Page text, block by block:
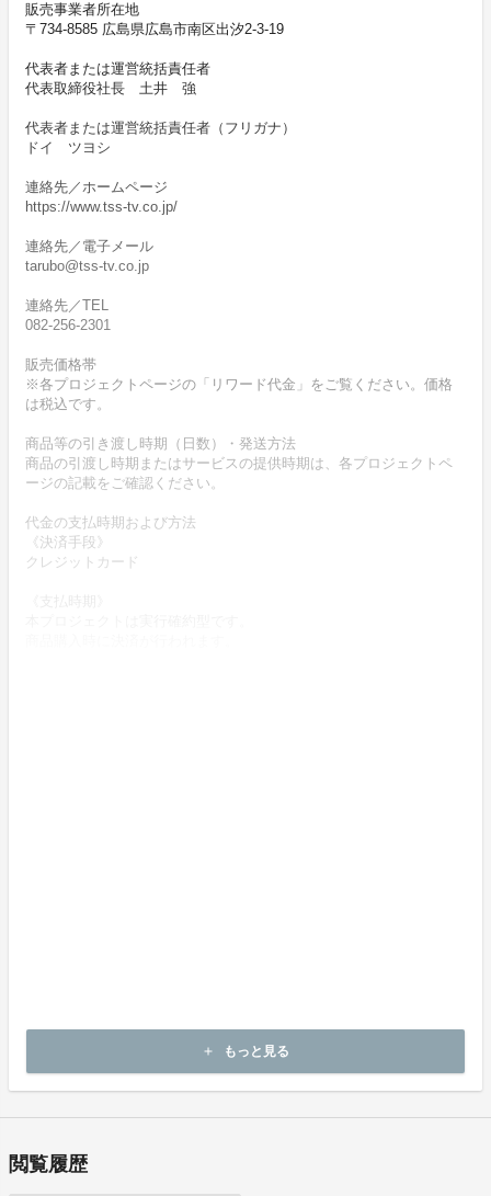
販売事業者所在地
〒734-8585 広島県広島市南区出汐2-3-19
代表者または運営統括責任者
代表取締役社長 土井 強
代表者または運営統括責任者（フリガナ）
ドイ ツヨシ
連絡先／ホームページ
https://www.tss-tv.co.jp/
連絡先／電子メール
tarubo@tss-tv.co.jp
連絡先／TEL
082-256-2301
販売価格帯
※各プロジェクトページの「リワード代金」をご覧ください。価格
は税込です。
商品等の引き渡し時期（日数）・発送方法
商品の引渡し時期またはサービスの提供時期は、各プロジェクトペ
ージの記載をご確認ください。
代金の支払時期および方法
《決済手段》
クレジットカード
商品到着後14日以内に弊社までご連絡いただいた後、
出品者から対応方法をお客様宛にご連絡致します。
add もっと見る
閲覧履歴